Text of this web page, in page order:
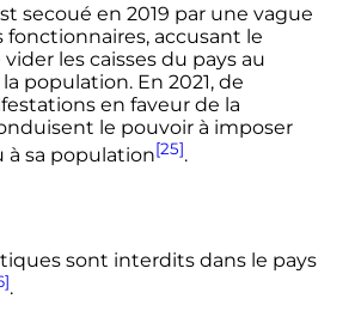
secoué en 2019 par une vague
fonctionnaires, accusant le
les caisses du pays au
population. En 2021, de
en faveur de la
le pouvoir à imposer
à sa population[25].
sont interdits dans le pays
.